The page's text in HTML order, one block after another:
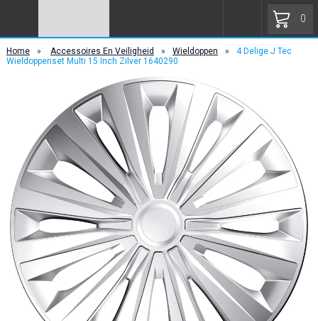
0
Home » Accessoires En Veiligheid » Wieldoppen »
4 Delige J Tec
Wieldoppenset Multi 15 Inch Zilver 1640290